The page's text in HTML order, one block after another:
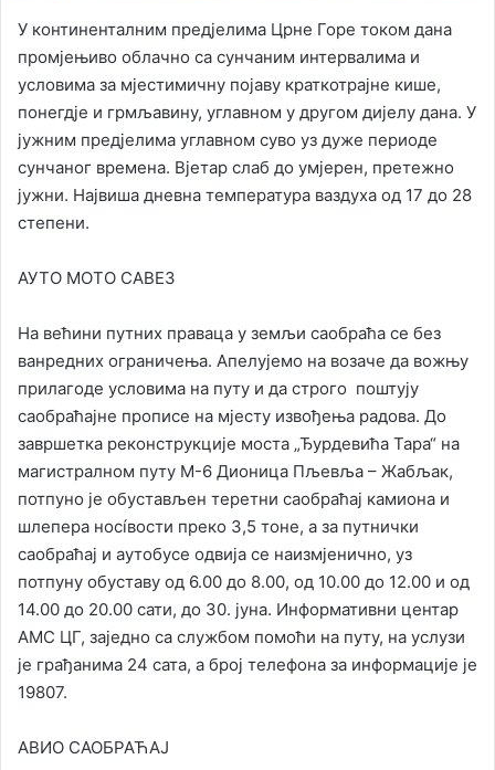
У континенталним предјелима Црне Горе током дана
промјењиво облачно са сунчаним интервалима и
условима за мјестимичну појаву краткотрајне кише,
понегдје и грмљавину, углавном у другом дијелу дана. У
јужним предјелима углавном суво уз дуже периоде
сунчаног времена. Вјетар слаб до умјерен, претежно
јужни. Највиша дневна температура ваздуха од 17 до 28
степени.
АУТО МОТО САВЕЗ
На већини путних праваца у земљи саобраћа се без
ванредних ограничења. Апелујемо на возаче да вожњу
прилагоде условима на путу и да строго поштују
саобраћајне прописе на мјесту извођења радова. До
завршетка реконструкције моста „Ђурдевића Тара“ на
магистралном путу М-6 Дионица Пљевља – Жабљак,
потпуно је обустављен теретни саобраћај камиона и
шлепера носíвости преко 3,5 тоне, а за путнички
саобраћај и аутобусе одвија се наизмјенично, уз
потпуну обуставу од 6.00 до 8.00, од 10.00 до 12.00 и од
14.00 до 20.00 сати, до 30. јуна. Информативни центар
АМС ЦГ, заједно са службом помоћи на путу, на услузи
је грађанима 24 сата, а број телефона за информације је
19807.
АВИО САОБРАЋАЈ